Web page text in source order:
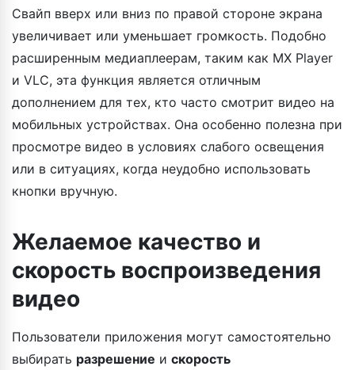
Свайп вверх или вниз по правой стороне экрана
увеличивает или уменьшает громкость. Подобно
расширенным медиаплеерам, таким как MX Player
и VLC, эта функция является отличным
дополнением для тех, кто часто смотрит видео на
мобильных устройствах. Она особенно полезна при
просмотре видео в условиях слабого освещения
или в ситуациях, когда неудобно использовать
кнопки вручную.
Желаемое качество и
скорость воспроизведения
видео
Пользователи приложения могут самостоятельно
выбирать разрешение и скорость